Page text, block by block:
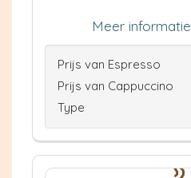
Meer informatie
Prijs van Espresso
Prijs van Cappuccino
Type